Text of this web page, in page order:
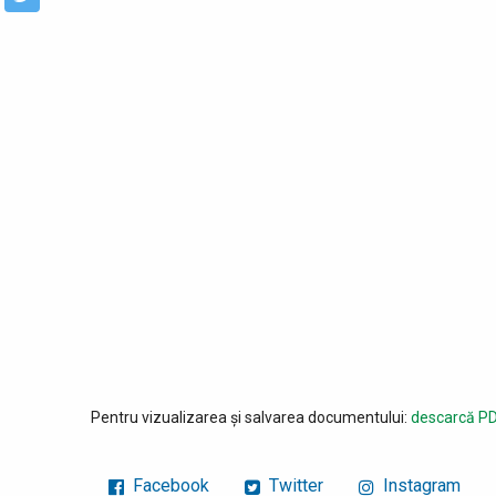
Pentru vizualizarea și salvarea documentului: descarcă
Facebook Twitter Instagram